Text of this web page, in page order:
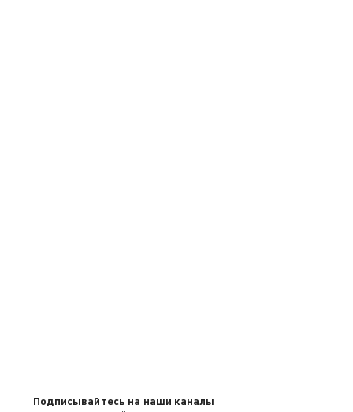
Подписывайтесь на наши каналы